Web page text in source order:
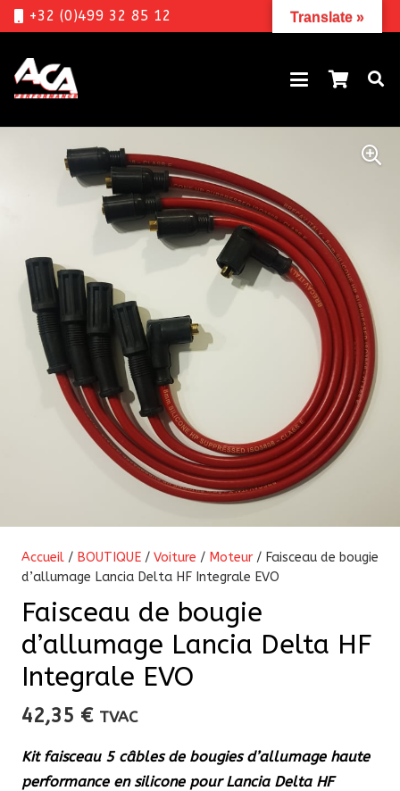
+32 (0)499 32 85 12
Accueil / BOUTIQUE / Voiture / Moteur / Faisceau de bougie
d’allumage Lancia Delta HF Integrale EVO
Faisceau de bougie
d’allumage Lancia Delta HF
Integrale EVO
42,35 € TVAC
Kit faisceau 5 câbles de bougies d’allumage haute
performance en silicone pour Lancia Delta HF
Translate »